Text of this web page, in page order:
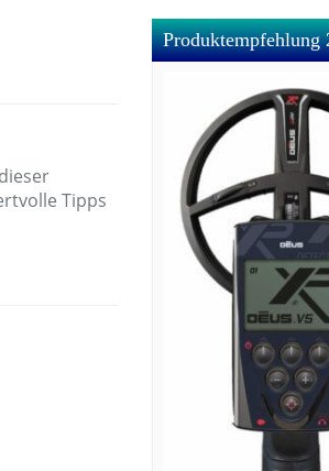
Tipps
Produktempfehlung